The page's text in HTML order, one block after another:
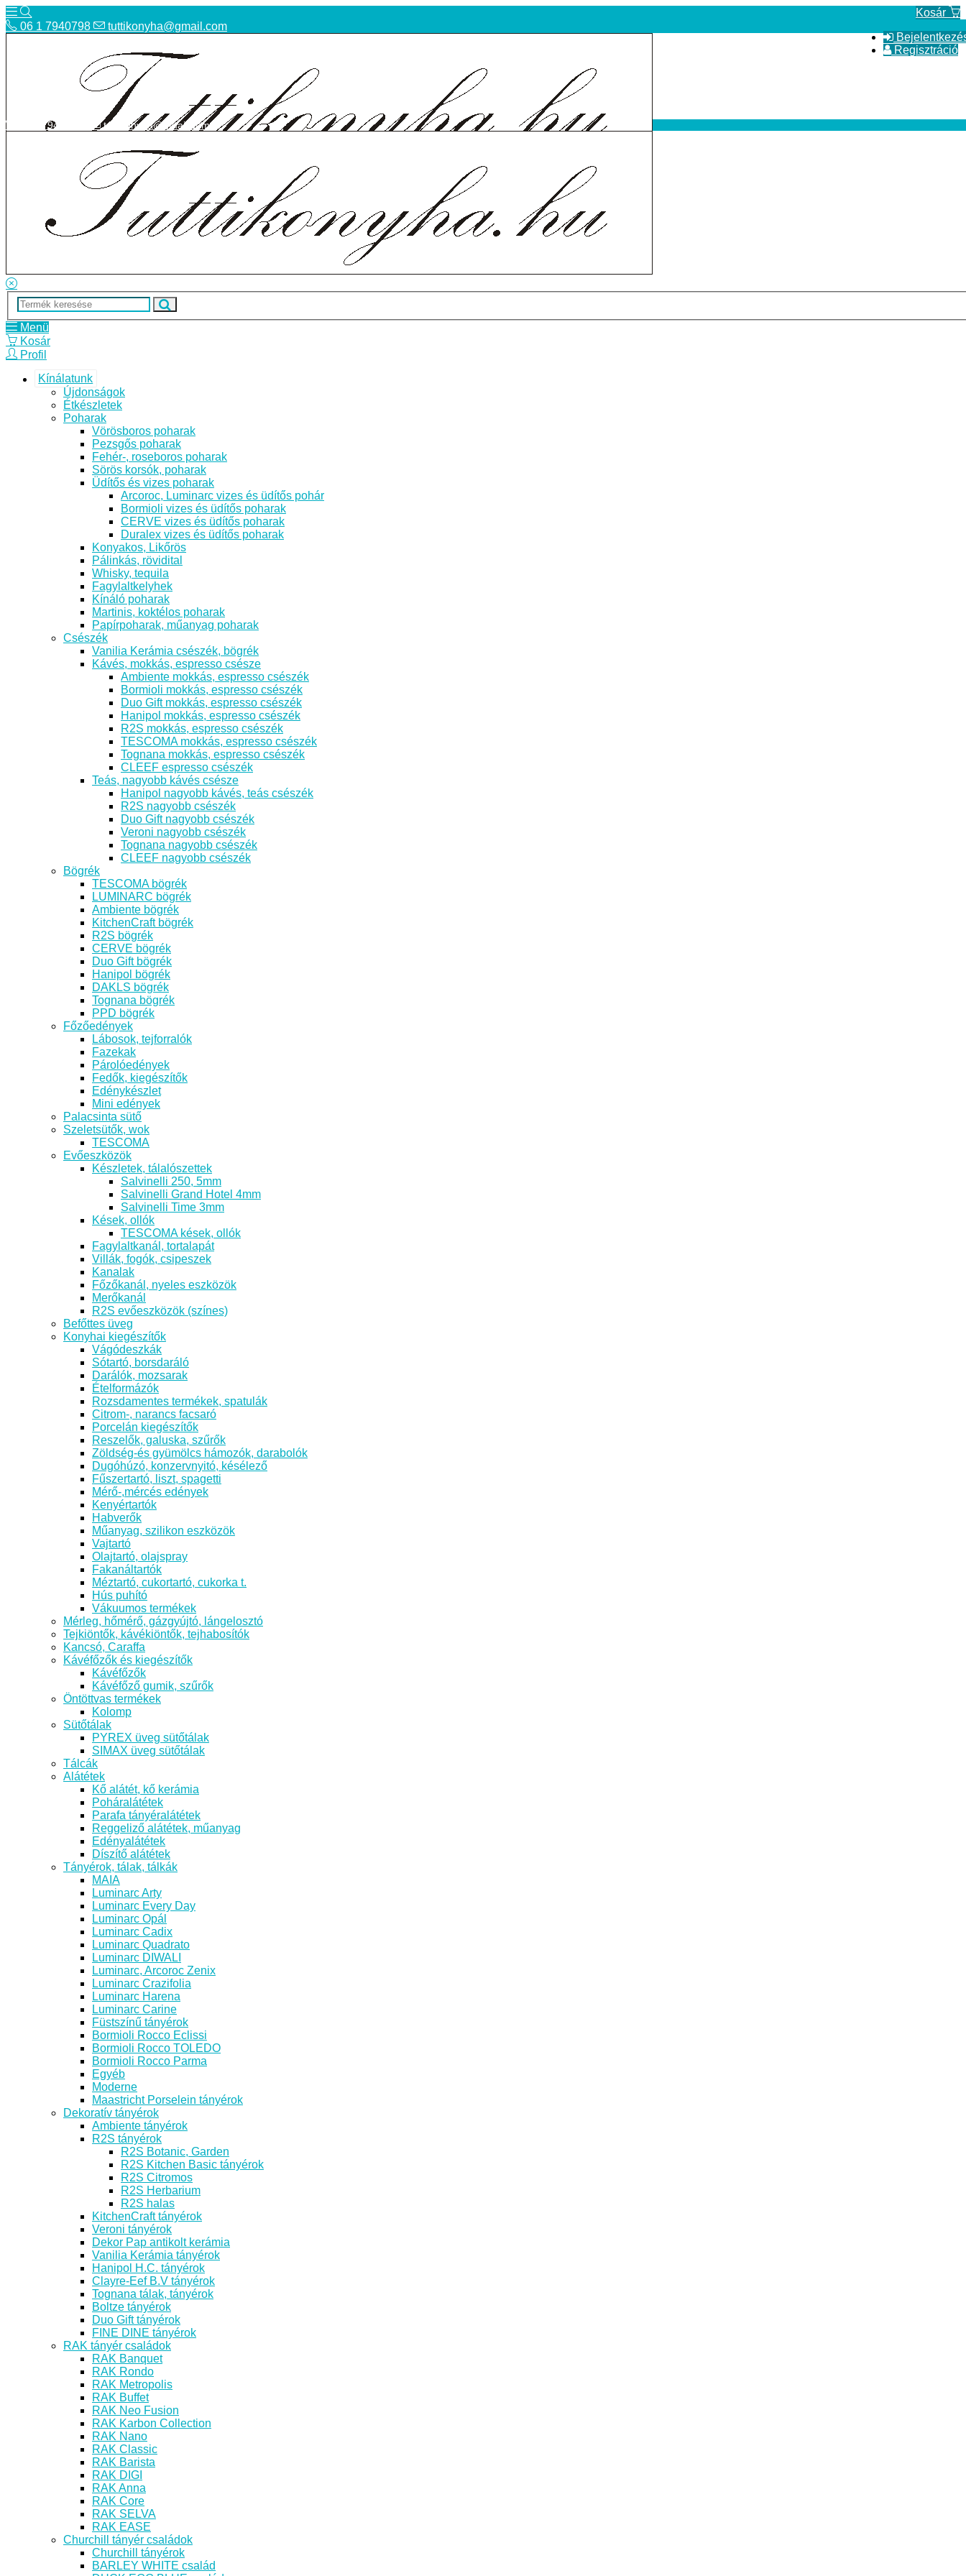
Kosár
Regisztráció
06 1 7940798 tuttikonyha@gmail.com
Bolt
ÁSZF
06 1 7940798 tuttikonyha@gmail.com
Menü
Kosár
Profil
Kínálatunk
Újdonságok
Étkészletek
Poharak
Vörösboros poharak
Pezsgős poharak
Fehér-, roseboros poharak
Sörös korsók, poharak
Üdítős és vizes poharak
Arcoroc, Luminarc vizes és üdítős pohár
Bormioli vizes és üdítős poharak
CERVE vizes és üdítős poharak
Duralex vizes és üdítős poharak
Konyakos, Likőrös
Pálinkás, rövidital
Whisky, tequila
Fagylaltkelyhek
Kínáló poharak
Martinis, koktélos poharak
Papírpoharak, műanyag poharak
Csészék
Vanilia Kerámia csészék, bögrék
Kávés, mokkás, espresso csésze
Ambiente mokkás, espresso csészék
Bormioli mokkás, espresso csészék
Duo Gift mokkás, espresso csészék
Hanipol mokkás, espresso csészék
R2S mokkás, espresso csészék
TESCOMA mokkás, espresso csészék
Tognana mokkás, espresso csészék
CLEEF espresso csészék
Teás, nagyobb kávés csésze
Hanipol nagyobb kávés, teás csészék
R2S nagyobb csészék
Duo Gift nagyobb csészék
Veroni nagyobb csészék
Tognana nagyobb csészék
CLEEF nagyobb csészék
Bögrék
TESCOMA bögrék
LUMINARC bögrék
Ambiente bögrék
KitchenCraft bögrék
R2S bögrék
CERVE bögrék
Duo Gift bögrék
Hanipol bögrék
DAKLS bögrék
Tognana bögrék
PPD bögrék
Főzőedények
Lábosok, tejforralók
Fazekak
Párolóedények
Fedők, kiegészítők
Edénykészlet
Mini edények
Palacsinta sütő
Szeletsütők, wok
TESCOMA
Evőeszközök
Készletek, tálalószettek
Salvinelli 250, 5mm
Salvinelli Grand Hotel 4mm
Salvinelli Time 3mm
Kések, ollók
TESCOMA kések, ollók
Fagylaltkanál, tortalapát
Villák, fogók, csipeszek
Kanalak
Főzőkanál, nyeles eszközök
Merőkanál
R2S evőeszközök (színes)
Befőttes üveg
Konyhai kiegészítők
Vágódeszkák
Sótartó, borsdaráló
Darálók, mozsarak
Ételformázók
Rozsdamentes termékek, spatulák
Citrom-, narancs facsaró
Porcelán kiegészítők
Reszelők, galuska, szűrők
Zöldség-és gyümölcs hámozók, darabolók
Dugóhúzó, konzervnyitó, késélező
Fűszertartó, liszt, spagetti
Mérő-,mércés edények
Kenyértartók
Habverők
Műanyag, szilikon eszközök
Vajtartó
Olajtartó, olajspray
Fakanáltartók
Méztartó, cukortartó, cukorka t.
Hús puhító
Vákuumos termékek
Mérleg, hőmérő, gázgyújtó, lángelosztó
Tejkiöntők, kávékiöntők, tejhabosítók
Kancsó, Caraffa
Kávéfőzők és kiegészítők
Kávéfőzők
Kávéfőző gumik, szűrők
Öntöttvas termékek
Kolomp
Sütőtálak
PYREX üveg sütőtálak
SIMAX üveg sütőtálak
Tálcák
Alátétek
Kő alátét, kő kerámia
Poháralátétek
Parafa tányéralátétek
Reggeliző alátétek, műanyag
Edényalátétek
Díszítő alátétek
Tányérok, tálak, tálkák
MAIA
Luminarc Arty
Luminarc Every Day
Luminarc Opál
Luminarc Cadix
Luminarc Quadrato
Luminarc DIWALI
Luminarc, Arcoroc Zenix
Luminarc Crazifolia
Luminarc Harena
Luminarc Carine
Füstszínű tányérok
Bormioli Rocco Eclissi
Bormioli Rocco TOLEDO
Bormioli Rocco Parma
Egyéb
Moderne
Maastricht Porselein tányérok
Dekoratív tányérok
Ambiente tányérok
R2S tányérok
R2S Botanic, Garden
R2S Kitchen Basic tányérok
R2S Citromos
R2S Herbarium
R2S halas
KitchenCraft tányérok
Veroni tányérok
Dekor Pap antikolt kerámia
Vanilia Kerámia tányérok
Hanipol H.C. tányérok
Clayre-Eef B.V tányérok
Tognana tálak, tányérok
Boltze tányérok
Duo Gift tányérok
FINE DINE tányérok
RAK tányér családok
RAK Banquet
RAK Rondo
RAK Metropolis
RAK Buffet
RAK Neo Fusion
RAK Karbon Collection
RAK Nano
RAK Classic
RAK Barista
RAK DIGI
RAK Anna
RAK Core
RAK SELVA
RAK EASE
Churchill tányér családok
Churchill tányérok
BARLEY WHITE család